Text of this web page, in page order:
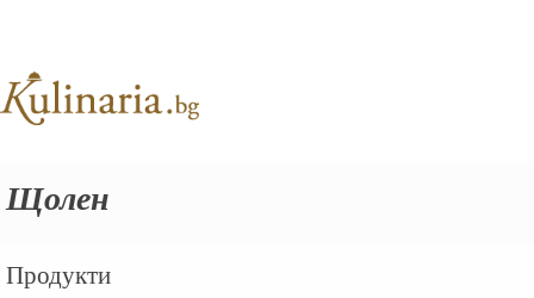
Щолен
Продукти